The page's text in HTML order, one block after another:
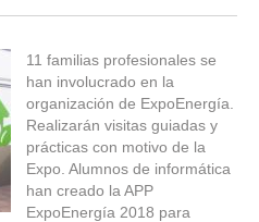
11 familias profesionales se
han involucrado en la
organización de ExpoEnergía.
Realizarán visitas guiadas y
prácticas con motivo de la
Expo. Alumnos de informática
han creado la APP
ExpoEnergía 2018 para